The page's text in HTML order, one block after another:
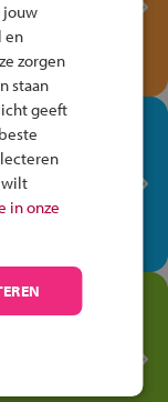
je op je
talent
elke dag
de
jouw
en
zorgen
staan
geeft
wilt
in onze